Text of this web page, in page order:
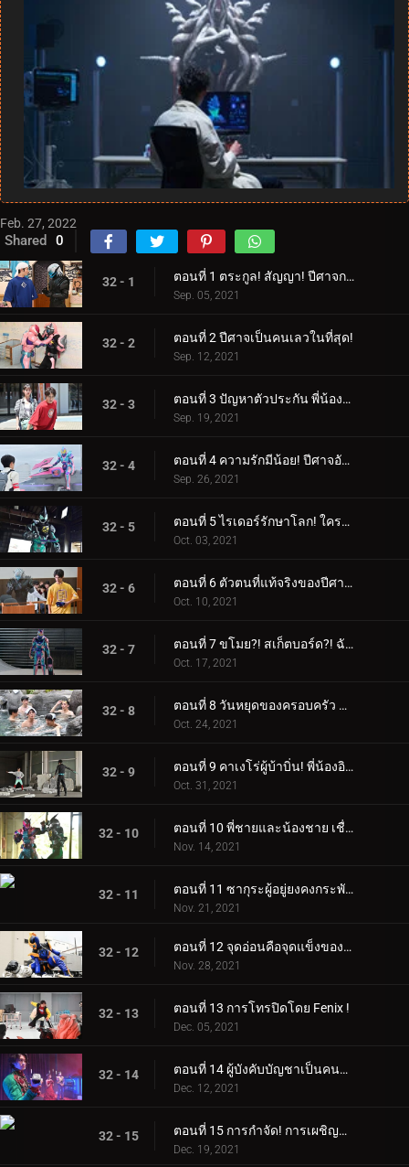
Feb. 27, 2022
Shared 0
32 - 1 ตอนที่ 1 ตระกูล! สัญญา! ปีศาจกระซิบ!
Sep. 05, 2021
32 - 2 ตอนที่ 2 ปีศาจเป็นคนเลวในที่สุด!
Sep. 12, 2021
32 - 3 ตอนที่ 3 ปัญหาตัวประกัน พี่น้องต้องทำอะไร!
Sep. 19, 2021
32 - 4 ตอนที่ 4 ความรักมีน้อย! ปีศาจอันตรายถือกำเนิดแล้ว!
Sep. 26, 2021
32 - 5 ตอนที่ 5 ไรเดอร์รักษาโลก! ใครคือคนทรยศ!
Oct. 03, 2021
32 - 6 ตอนที่ 6 ตัวตนที่แท้จริงของปีศาจ! การแสดงสุดช็อก!
Oct. 10, 2021
32 - 7 ตอนที่ 7 ขโมย?! สเก็ตบอร์ด?! ฉันคาเงโระ!
Oct. 17, 2021
32 - 8 ตอนที่ 8 วันหยุดของครอบครัว สวรรค์และนรก!
Oct. 24, 2021
32 - 9 ตอนที่ 9 คาเงโร่ผู้บ้าบิ่น! พี่น้องอิการาชิแตกสลาย!
Oct. 31, 2021
32 - 10 ตอนที่ 10 พี่ชายและน้องชาย เชื่อใจคุณ
Nov. 14, 2021
32 - 11 ตอนที่ 11 ซากุระผู้อยู่ยงคงกระพัน พลังเหล่านั้นมีไว้เพื่ออะไร?
Nov. 21, 2021
32 - 12 ตอนที่ 12 จุดอ่อนคือจุดแข็งของคุณ! ฌานน์ผู้ไร้เทียมทาน!
Nov. 28, 2021
32 - 13 ตอนที่ 13 การโทรปิดโดย Fenix ​​​​!
Dec. 05, 2021
32 - 14 ตอนที่ 14 ผู้บังคับบัญชาเป็นคนตาย?!
Dec. 12, 2021
32 - 15 ตอนที่ 15 การกำจัด! การเผชิญหน้า! เดดแมน!
Dec. 19, 2021